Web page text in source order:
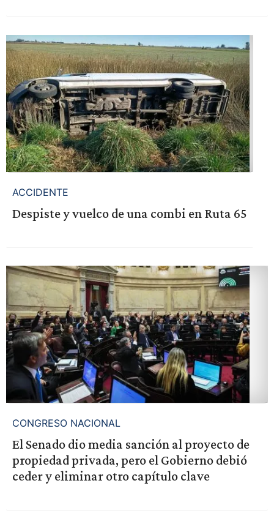
ACCIDENTE
Despiste y vuelco de una combi en Ruta 65
CONGRESO NACIONAL
El Senado dio media sanción al proyecto de
propiedad privada, pero el Gobierno debió
ceder y eliminar otro capítulo clave